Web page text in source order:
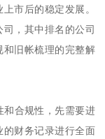
市后的稳定发展。
，其中排名的公司
和旧帐梳理的完整解
和合规性，先需要进
的财务记录进行全面